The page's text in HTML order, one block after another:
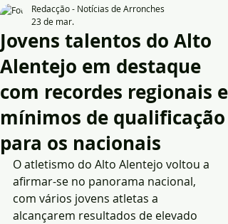
Jovens talentos do Alto
Alentejo em destaque
com recordes regionais e
mínimos de qualificação
para os nacionais
Redacção - Notícias de Arronches
23 de mar.
O atletismo do Alto Alentejo voltou a
afirmar-se no panorama nacional,
com vários jovens atletas a
alcançarem resultados de elevado